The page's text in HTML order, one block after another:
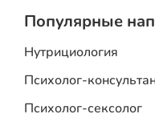
Популярные
Нутрициология
Психолог-
Психолог-сексолог